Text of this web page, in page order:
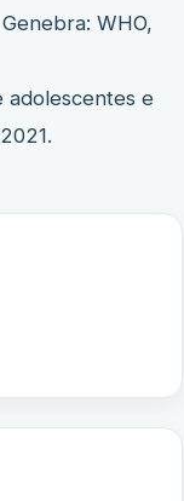
WHO,
adolescentes e